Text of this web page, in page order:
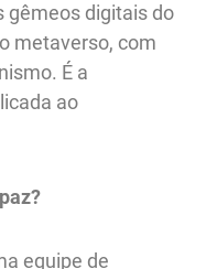
gêmeos digitais do
metaverso, com
É a
ao
equipe de